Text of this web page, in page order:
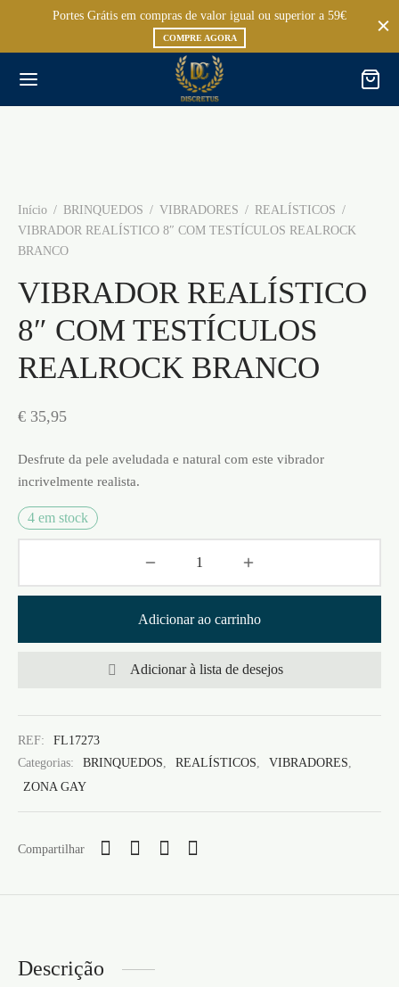
Portes Grátis em compras de valor igual ou superior a 59€
COMPRE AGORA
Início / BRINQUEDOS / VIBRADORES / REALÍSTICOS /
VIBRADOR REALÍSTICO 8″ COM TESTÍCULOS REALROCK
BRANCO
VIBRADOR REALÍSTICO
8″ COM TESTÍCULOS
REALROCK BRANCO
€ 35,95
Desfrute da pele aveludada e natural com este vibrador
incrivelmente realista.
4 em stock
Adicionar ao carrinho
Adicionar à lista de desejos
REF:
FL17273
Categorias:
BRINQUEDOS REALÍSTICOS VIBRADORES
ZONA GAY
Compartilhar
Descrição